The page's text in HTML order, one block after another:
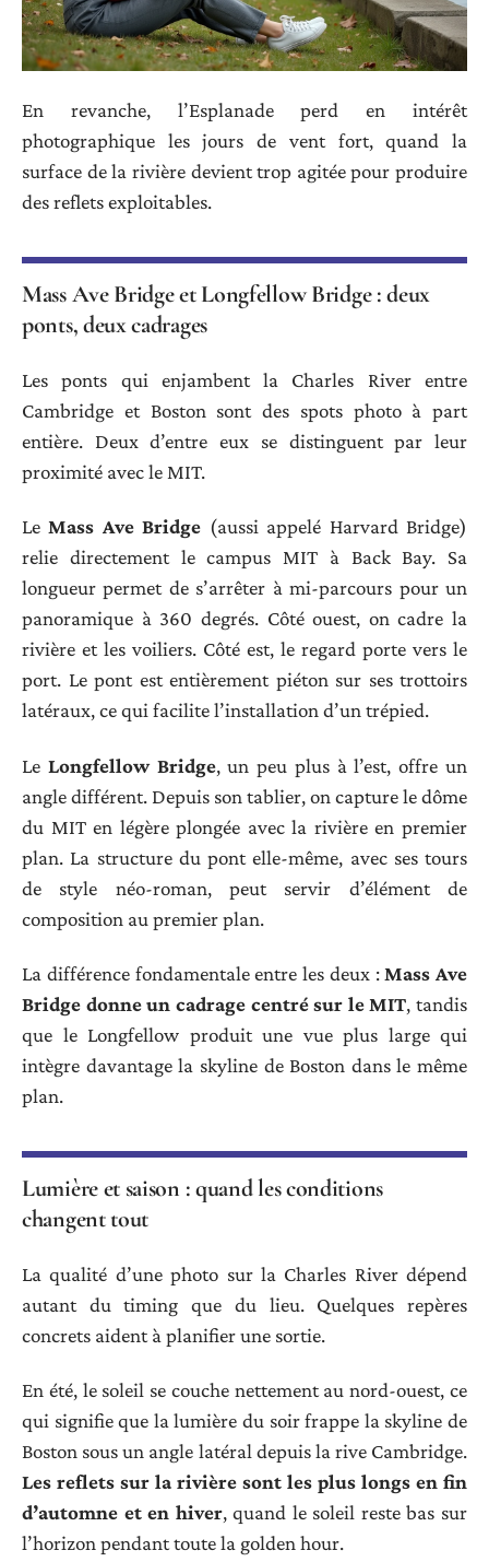
En revanche, l’Esplanade perd en intérêt
photographique les jours de vent fort, quand la
surface de la rivière devient trop agitée pour produire
des reflets exploitables.
Mass Ave Bridge et Longfellow Bridge : deux
ponts, deux cadrages
Les ponts qui enjambent la Charles River entre
Cambridge et Boston sont des spots photo à part
entière. Deux d’entre eux se distinguent par leur
proximité avec le MIT.
LeMass Ave Bridge (aussi appelé Harvard Bridge)
relie directement le campus MIT à Back Bay. Sa
longueur permet de s’arrêter à mi-parcours pour un
panoramique à 360 degrés. Côté ouest, on cadre la
rivière et les voiliers. Côté est, le regard porte vers le
port. Le pont est entièrement piéton sur ses trottoirs
latéraux, ce qui facilite l’installation d’un trépied.
Le Longfellow Bridge, un peu plus à l’est, offre un
angle différent. Depuis son tablier, on capture le dôme
du MIT en légère plongée avec la rivière en premier
plan. La structure du pont elle-même, avec ses tours
de style néo-roman, peut servir d’élément de
composition au premier plan.
La différence fondamentale entre les deux :Mass Ave
Bridge donne un cadrage centré sur le MIT, tandis
que le Longfellow produit une vue plus large qui
intègre davantage la skyline de Boston dans le même
plan.
Lumière et saison : quand les conditions
changent tout
La qualité d’une photo sur la Charles River dépend
autant du timing que du lieu. Quelques repères
concrets aident à planifier une sortie.
En été, le soleil se couche nettement au nord-ouest, ce
qui signifie que la lumière du soir frappe la skyline de
Boston sous un angle latéral depuis la rive Cambridge.
Les reflets sur la rivière sont les plus longs en fin
d’automne et en hiver, quand le soleil reste bas sur
l’horizon pendant toute la golden hour.